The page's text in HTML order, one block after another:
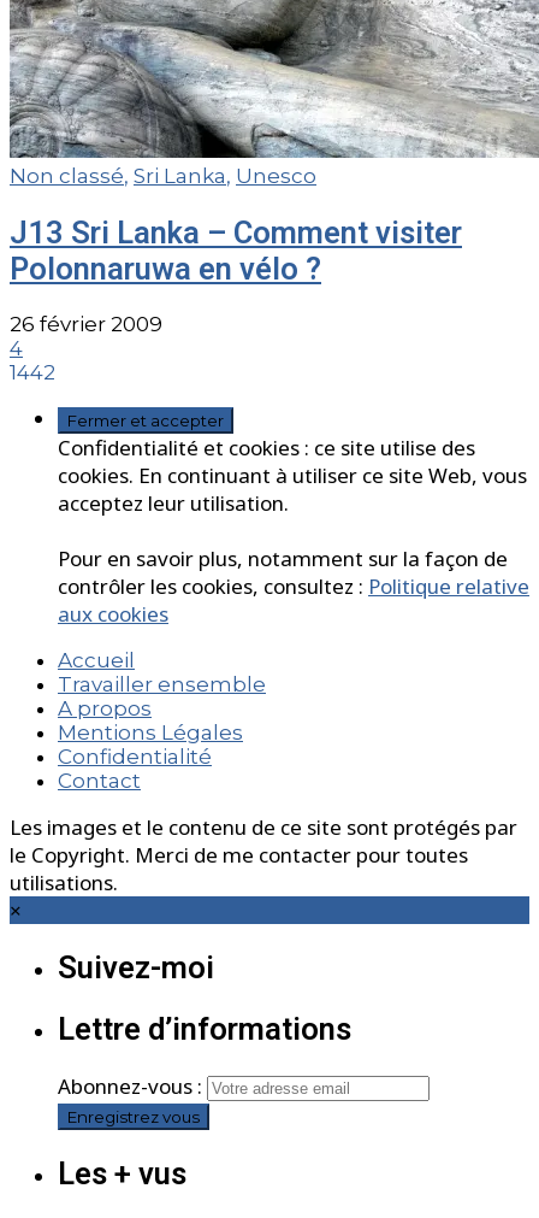
Non classé, Sri Lanka, Unesco
J13 Sri Lanka – Comment visiter
Polonnaruwa en vélo ?
26 février 2009
4
1442
Confidentialité et cookies : ce site utilise des
cookies. En continuant à utiliser ce site Web, vous
acceptez leur utilisation.
Pour en savoir plus, notamment sur la façon de
contrôler les cookies, consultez : Politique relative
aux cookies
Accueil
Travailler ensemble
A propos
Mentions Légales
Confidentialité
Contact
Les images et le contenu de ce site sont protégés par
le Copyright. Merci de me contacter pour toutes
utilisations.
×
Suivez-moi
Lettre d’informations
Abonnez-vous :
Les + vus